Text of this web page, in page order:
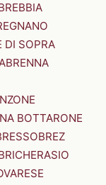
DI SOPRA
BRENNA
BOTTARONE
BREZ